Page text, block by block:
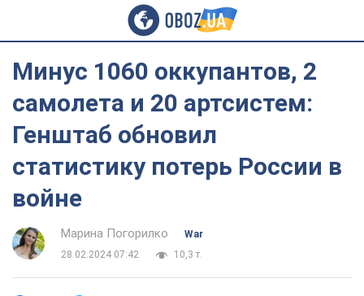
Минус 1060 оккупантов, 2
самолета и 20 артсистем:
Генштаб обновил
статистику потерь России в
войне
Марина Погорилко
War
28.02.2024 07:42
10,3 т.